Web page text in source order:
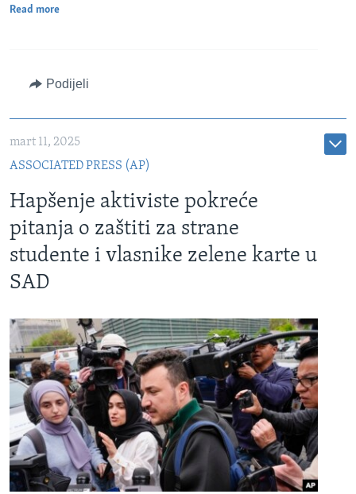
Read more
Podijeli
mart 11, 2025
ASSOCIATED PRESS (AP)
Hapšenje aktiviste pokreće
pitanja o zaštiti za strane
studente i vlasnike zelene karte u
SAD